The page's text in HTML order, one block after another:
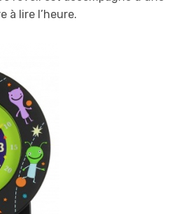
à lire l’heure.